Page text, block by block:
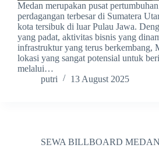
Medan merupakan pusat
perdagangan terbesar di Sumatera
kota tersibuk di luar Pulau Jawa.
yang padat, aktivitas bisnis yang
infrastruktur yang terus berkembang,
lokasi yang sangat potensial untuk
melalui…
putri
13 August 2025
SEWA BILLBOARD MEDAN